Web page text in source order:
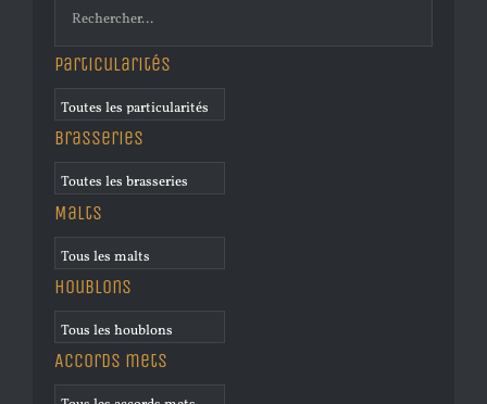
Particularités
Brasseries
Malts
Houblons
Accords mets